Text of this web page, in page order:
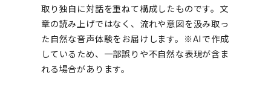
取り独自に対話を重ねて構成したものです。文
章の読み上げではなく、流れや意図を汲み取っ
た自然な音声体験をお届けします。※AIで作成
しているため、一部誤りや不自然な表現が含ま
れる場合があります。